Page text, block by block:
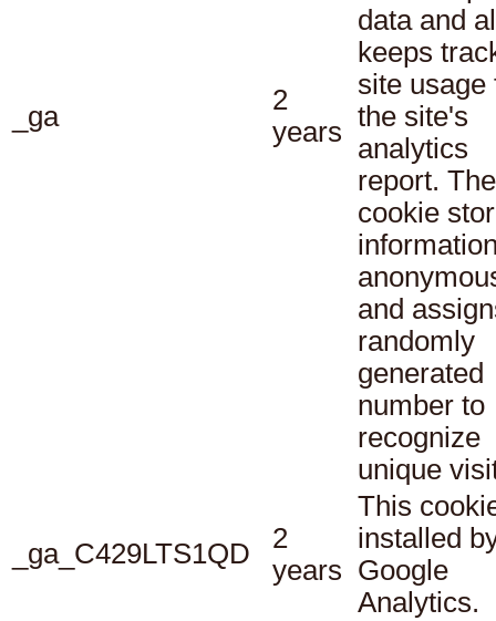
_ga
2
years
data and
keeps
site usage
the site's
analytics
report. The
cookie
and
randomly
generated
number to
recognize
unique
_ga_C429LTS1QD
2
years
This
installed
Google
Analytics.